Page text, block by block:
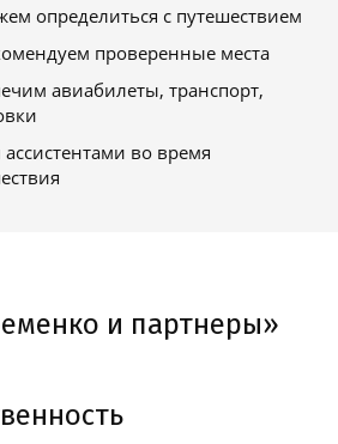
определиться с путешествием
проверенные места
авиабилеты, транспорт,
во время
и партнеры»